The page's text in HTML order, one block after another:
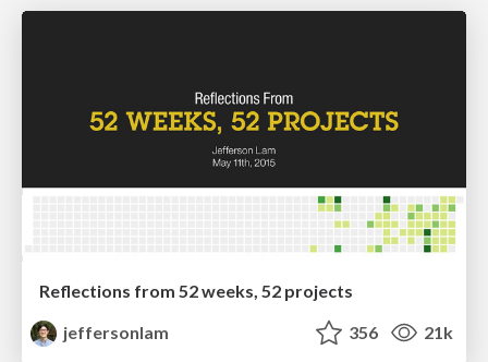
Reflections from 52 weeks, 52 projects
jeffersonlam
356 21k